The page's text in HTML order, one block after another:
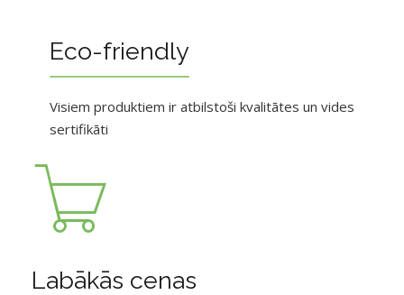
Eco-friendly
Visiem produktiem ir atbilstoši kvalitātes un vides
sertifikāti
Labākās cenas